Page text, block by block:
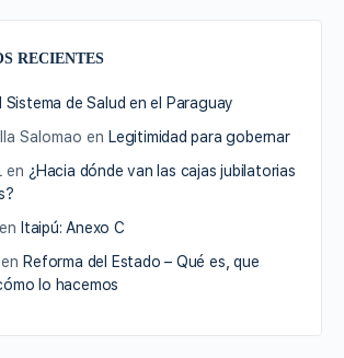
RECIENTES
Sistema de Salud en el Paraguay
Salomao en Legitimidad para gobernar
en ¿Hacia dónde van las cajas jubilatorias
en Itaipú: Anexo C
en Reforma del Estado – Qué es, que
lo hacemos